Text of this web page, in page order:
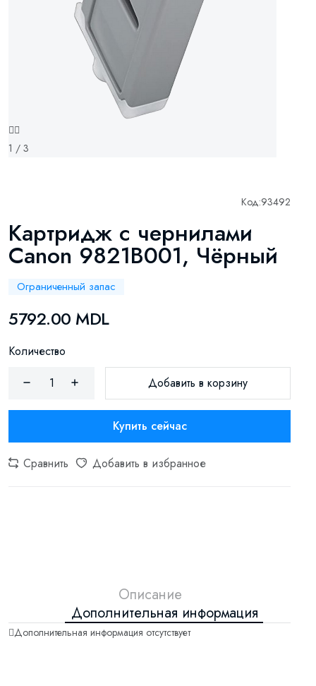
1 / 3
Код:93492
Картридж с чернилами
Canon 9821B001, Чёрный
Ограниченный запас
5792.00 MDL
Количество
Добавить в корзину
Купить сейчас
Сравнить Добавить в избранное
Описание
Дополнительная информация
Дополнительная информация отсутствует